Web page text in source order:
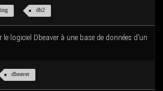
db2
logi­ciel Dbea­ver à une base de don­nées d’un
dbea­ver